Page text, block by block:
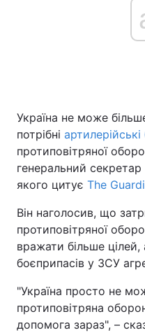
Україна не може
потрібні
протиповітряної
генеральний
якого цитує The
Він наголосив, що
протиповітряної
вражати більше цілей,
боєприпасів у ЗСУ
"Україна просто не
протиповітряна
допомога зараз", –